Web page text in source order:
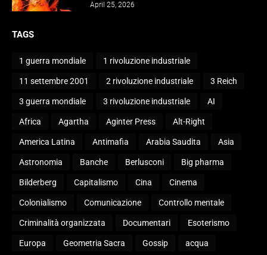
April 25, 2026
TAGS
1 guerra mondiale 1 rivoluzione industriale
11 settembre 2001 2 rivoluzione industriale 3 Reich
3 guerra mondiale 3 rivoluzione industriale AI
Africa Agartha Aginter Press Alt-Right
America Latina Antimafia Arabia Saudita Asia
Astronomia Banche Berlusconi Big pharma
Bilderberg Capitalismo Cina Cinema
Colonialismo Comunicazione Controllo mentale
Criminalità organizzata Documentari Esoterismo
Europa Geometria Sacra Gossip acqua